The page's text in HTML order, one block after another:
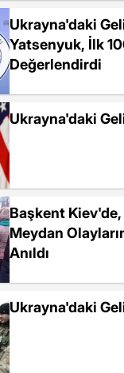
Ukrayna'daki
Yatsenyuk, İlk
Değerlendirdi
Ukrayna'daki
Başkent
Meydan
Anıldı
Ukrayna'daki